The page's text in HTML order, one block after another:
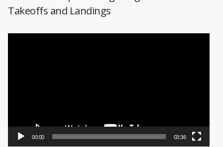
Takeoffs and Landings
00:00 03:36